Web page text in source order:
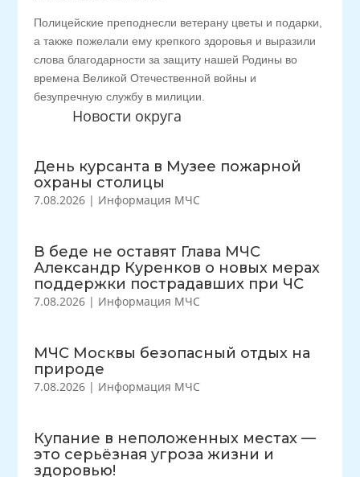
Новости округа
День курсанта в Музее пожарной
охраны столицы
7.08.2026 | Информация МЧС
В беде не оставят Глава МЧС
Александр Куренков о новых мерах
поддержки пострадавших при ЧС
7.08.2026 | Информация МЧС
МЧС Москвы безопасный отдых на
природе
7.08.2026 | Информация МЧС
Купание в неположенных местах —
это серьёзная угроза жизни и
здоровью!
Полицейские преподнесли ветерану цветы и подарки,
а также пожелали ему крепкого здоровья и выразили
слова благодарности за защиту нашей Родины во
времена Великой Отечественной войны и
безупречную службу в милиции.